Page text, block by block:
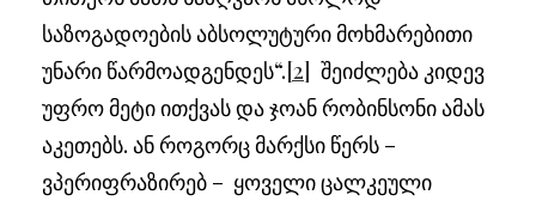
საზოგადოების აბსოლუტური მოხმარებითი
უნარი წარმოადგენდეს“.[2] შეიძლება კიდევ
უფრო მეტი ითქვას და ჯოან რობინსონი ამას
აკეთებს. ან როგორც მარქსი წერს –
ვპერიფრაზირებ – ყოველი ცალკეული